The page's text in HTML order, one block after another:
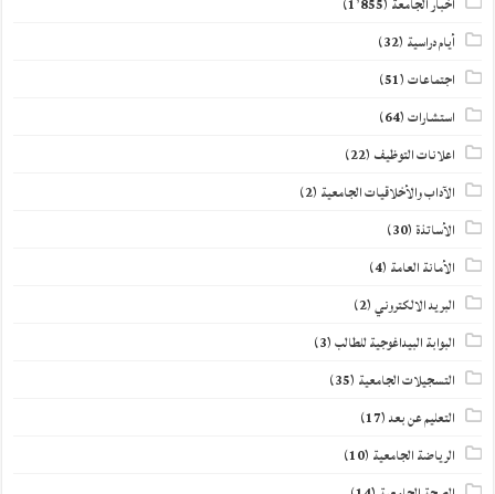
أيام دراسية (32)
اجتماعات(51)
استشارات(64)
اعلانات التوظيف (22)
الآداب والأخلاقيات الجامعية (2)
الأساتذة(30)
الأمانة العامة (4)
البريد الالكتروني(2)
البوابة البيداغوجية للطالب(3)
التسجيلات الجامعية (35)
التعليم عن بعد(17)
الرياضة الجامعية (10)